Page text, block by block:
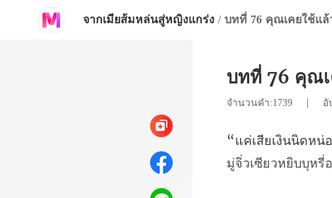
จากเมียส้มหล่นสู่หญิงแกร่ง / บทที่ 76 คุณเคยใช้แล้
บทที่ 76 คุณ
จำนวนคำ:1739 | อั
มู่จิ่วเซียวหยิบบุหรี่